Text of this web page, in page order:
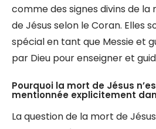
comme des signes divins de
de Jésus selon le Coran. Elles
spécial en tant que Messie et
par Dieu pour enseigner et
Pourquoi la mort de Jésus
mentionnée explicitement
La question de la mort de